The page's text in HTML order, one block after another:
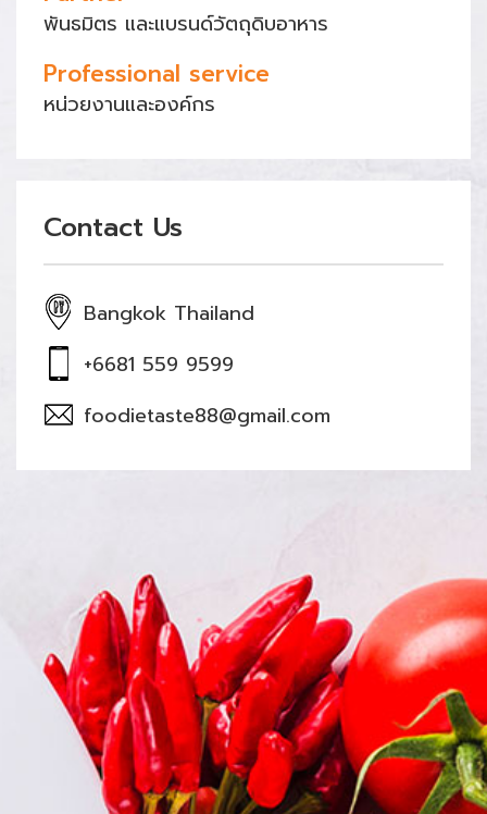
พันธมิตร และแบรนด์วัตถุดิบอาหาร
Professional service
หน่วยงานและองค์กร
Contact Us
Bangkok Thailand
+6681 559 9599
foodietaste88@gmail.com